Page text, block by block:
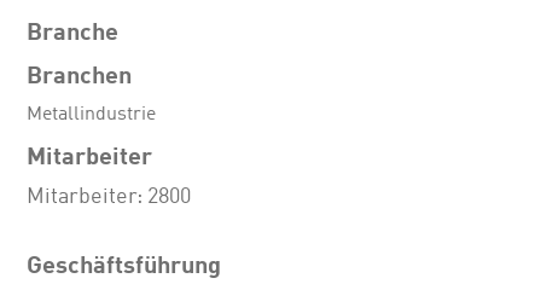
Branche
Branchen
Metallindustrie
Mitarbeiter
Mitarbeiter: 2800
Geschäftsführung